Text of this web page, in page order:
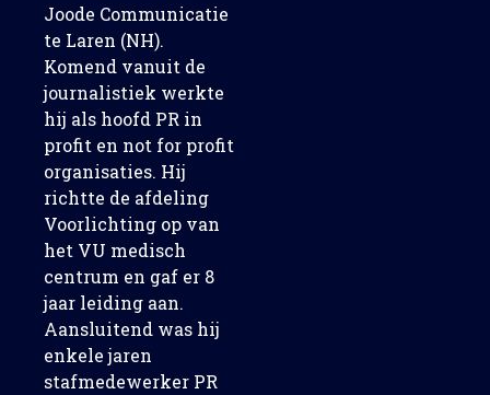
Joode Communicatie
te Laren (NH).
Komend vanuit de
journalistiek werkte
hij als hoofd PR in
profit en not for profit
organisaties. Hij
richtte de afdeling
Voorlichting op van
het VU medisch
centrum en gaf er 8
jaar leiding aan.
Aansluitend was hij
enkele jaren
stafmedewerker PR